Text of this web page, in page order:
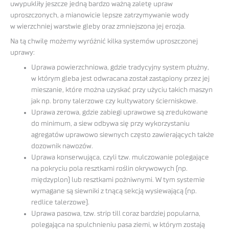
uwypukliły jeszcze jedną bardzo ważną zaletę upraw
uproszczonych, a mianowicie lepsze zatrzymywanie wody
w wierzchniej warstwie gleby oraz zmniejszona jej erozja.
Na tą chwilę możemy wyróżnić kilka systemów uproszczonej
uprawy:
Uprawa powierzchniowa, gdzie tradycyjny system płużny,
w którym gleba jest odwracana został zastąpiony przez jej
mieszanie, które można uzyskać przy użyciu takich maszyn
jak np. brony talerzowe czy kultywatory ścierniskowe.
Uprawa zerowa, gdzie zabiegi uprawowe są zredukowane
do minimum, a siew odbywa się przy wykorzystaniu
agregatów uprawowo siewnych często zawierających także
dozownik nawozów.
Uprawa konserwująca, czyli tzw. mulczowanie polegające
na pokryciu pola resztkami roślin okrywowych (np.
międzyplon) lub resztkami pożniwnymi. W tym systemie
wymagane są siewniki z tnącą sekcją wysiewającą (np.
redlice talerzowe).
Uprawa pasowa, tzw. strip till coraz bardziej popularna,
polegająca na spulchnieniu pasa ziemi, w którym zostają